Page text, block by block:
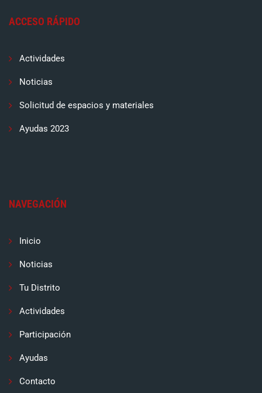
ACCESO RÁPIDO
Actividades
Noticias
Solicitud de espacios y materiales
Ayudas 2023
NAVEGACIÓN
Inicio
Noticias
Tu Distrito
Actividades
Participación
Ayudas
Contacto